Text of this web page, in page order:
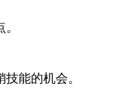
能的机会。